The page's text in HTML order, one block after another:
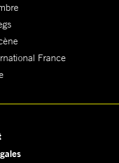
France